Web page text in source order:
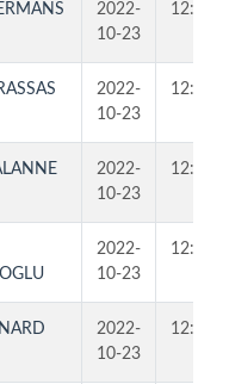
2022-
10-23
12:30
2022-
10-23
12:30
2022-
10-23
12:30
2022-
10-23
12:30
2022-
10-23
12:30